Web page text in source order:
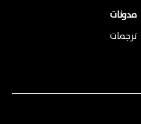
مدونات
ترجمات